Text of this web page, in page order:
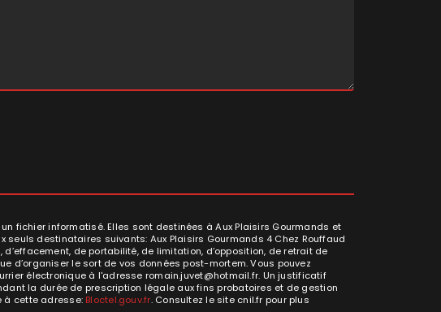
fichier informatisé. Elles sont destinées à Aux Plaisirs Gourmands et
destinataires suivants: Aux Plaisirs Gourmands 4 Chez Rouffaud
de portabilité, de limitation, d’opposition, de retrait de
d’organiser le sort de vos données post-mortem. Vous pouvez
électronique à l'adresse romain.juvet@hotmail.fr. Un justificatif
la durée de prescription légale aux fins probatoires et de gestion
à cette adresse: Bloctel.gouv.fr. Consultez le site cnil.fr pour plus